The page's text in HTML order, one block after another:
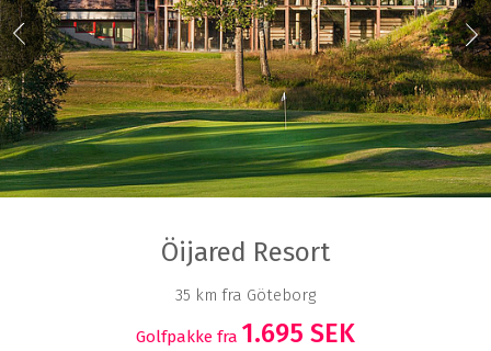
Öijared Resort
35 km fra Göteborg
Golfpakke fra 1.695 SEK